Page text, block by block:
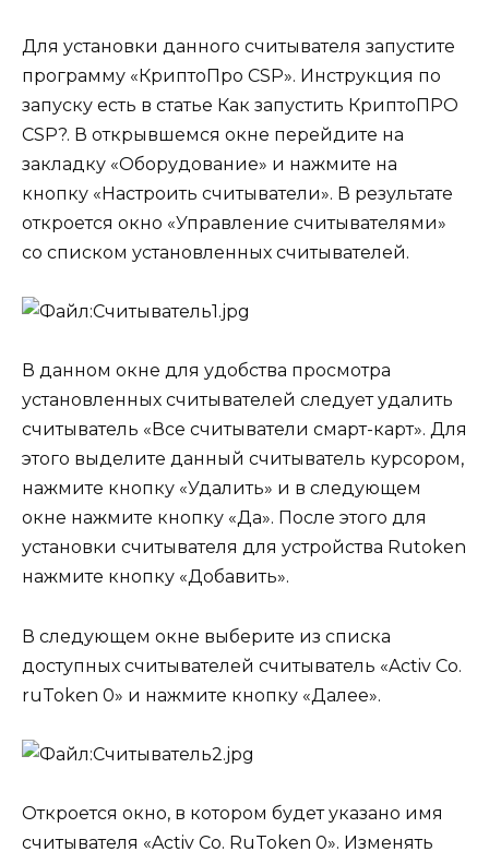
Для установки данного считывателя запустите
программу «КриптоПро CSP». Инструкция по
запуску есть в статье Как запустить КриптоПРО
CSP?. В открывшемся окне перейдите на
закладку «Оборудование» и нажмите на
кнопку «Настроить считыватели». В результате
откроется окно «Управление считывателями»
со списком установленных считывателей.
В данном окне для удобства просмотра
установленных считывателей следует удалить
считыватель «Все считыватели смарт-карт». Для
этого выделите данный считыватель курсором,
нажмите кнопку «Удалить» и в следующем
окне нажмите кнопку «Да». После этого для
установки считывателя для устройства Rutoken
нажмите кнопку «Добавить».
В следующем окне выберите из списка
доступных считывателей считыватель «Activ Co.
ruToken 0» и нажмите кнопку «Далее».
Откроется окно, в котором будет указано имя
считывателя «Activ Co. RuToken 0». Изменять